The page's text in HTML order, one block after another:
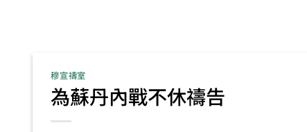
穆宣禱室
為蘇丹內戰不休禱告